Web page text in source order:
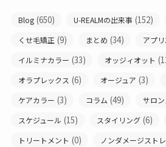
Blog (650) U-REALMの出来事 (152)
くせ毛矯正 (9) まとめ (34) アプ
イルミナカラー (33) オッジィオット
オラプレックス (6) オージュア (3)
ケアカラー (3) コラム (49) サロ
スケジュール (15) スタイリング (6)
トリートメント (0) ノンダメージスト